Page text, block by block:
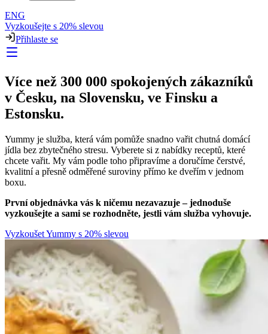
ENG
Vyzkoušejte s 20% slevou
Přihlaste se
Více než 300 000 spokojených zákazníků
v Česku, na Slovensku, ve Finsku a
Estonsku.
Yummy je služba, která vám pomůže snadno vařit chutná domácí
jídla bez zbytečného stresu. Vyberete si z nabídky receptů, které
chcete vařit. My vám podle toho připravíme a doručíme čerstvé,
kvalitní a přesně odměřené suroviny přímo ke dveřím v jednom
boxu.
První objednávka vás k ničemu nezavazuje – jednoduše
vyzkoušejte a sami se rozhodněte, jestli vám služba vyhovuje.
Vyzkoušet Yummy s 20% slevou